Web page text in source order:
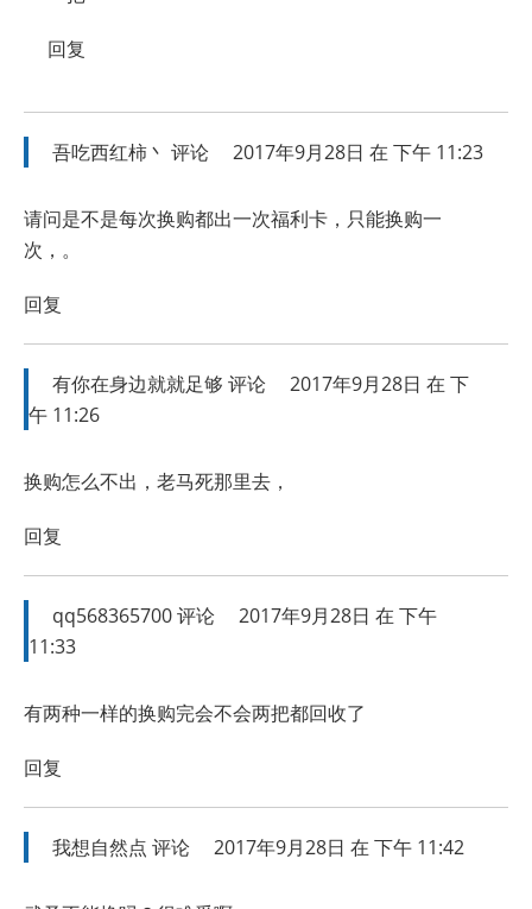
回复
吾吃西红柿丶 评论 2017年9月28日 在 下午 11:23
请问是不是每次换购都出一次福利卡，只能换购一
次，。
回复
有你在身边就就足够 评论
2017年9月28日 在 下
午 11:26
换购怎么不出，老马死那里去，
回复
qq568365700评论
2017年9月28日 在 下午
11:33
有两种一样的换购完会不会两把都回收了
回复
我想自然点 评论 2017年9月28日 在 下午 11:42